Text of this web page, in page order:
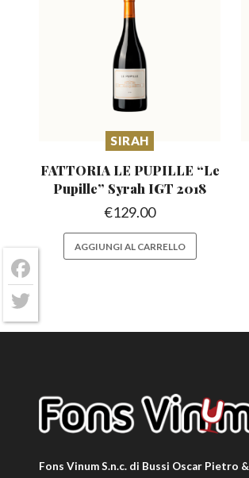
SIRAH
FATTORIA LE PUPILLE “Le
Pupille” Syrah IGT 2018
€129.00
AGGIUNGI AL CARRELLO
Fons Vinum S.n.c. di Bussi Oscar Pietro &
Facebook
Twitter